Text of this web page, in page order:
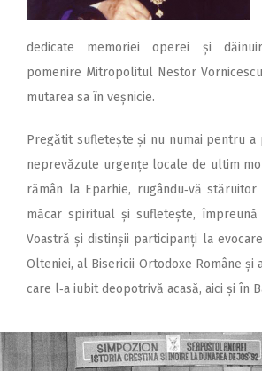
dedicate memoriei operei și
pomenire Mitropolitul Nestor
mutarea sa în veșnicie.
Pregătit sufletește și nu numai pentru a
neprevăzute urgențe locale de ultim
rămân la Eparhie, rugându‑vă
măcar spiritual și sufletește,
Voastră și distinșii participanți la
Olteniei, al Bisericii Ortodoxe Române și
care l‑a iubit deopotrivă acasă, aici și în